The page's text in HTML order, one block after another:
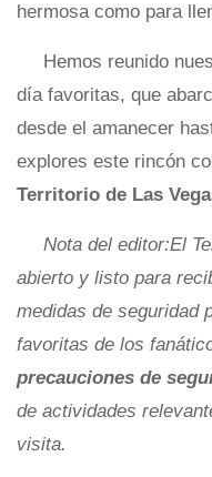
hermosa como para
Hemos reunido
día favoritas, que
desde el amanecer
explores este rincón
Territorio de Las
Nota del editor:El
abierto y listo para
medidas de seguridad
favoritas de los
precauciones de
de actividades
visita.